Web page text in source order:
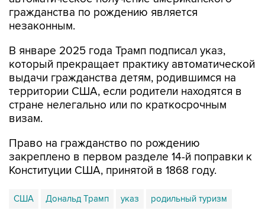
гражданства по рождению является
незаконным.
В январе 2025 года Трамп подписал указ,
который прекращает практику автоматической
выдачи гражданства детям, родившимся на
территории США, если родители находятся в
стране нелегально или по краткосрочным
визам.
Право на гражданство по рождению
закреплено в первом разделе 14-й поправки к
Конституции США, принятой в 1868 году.
США Дональд Трамп указ родильный туризм